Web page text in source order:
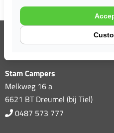
Stam Campers
Melkweg 16 a
6621 BT Dreumel (bij Tiel)
0487 573 777